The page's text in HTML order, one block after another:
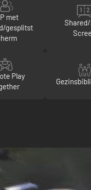
met
gesplitst
Play